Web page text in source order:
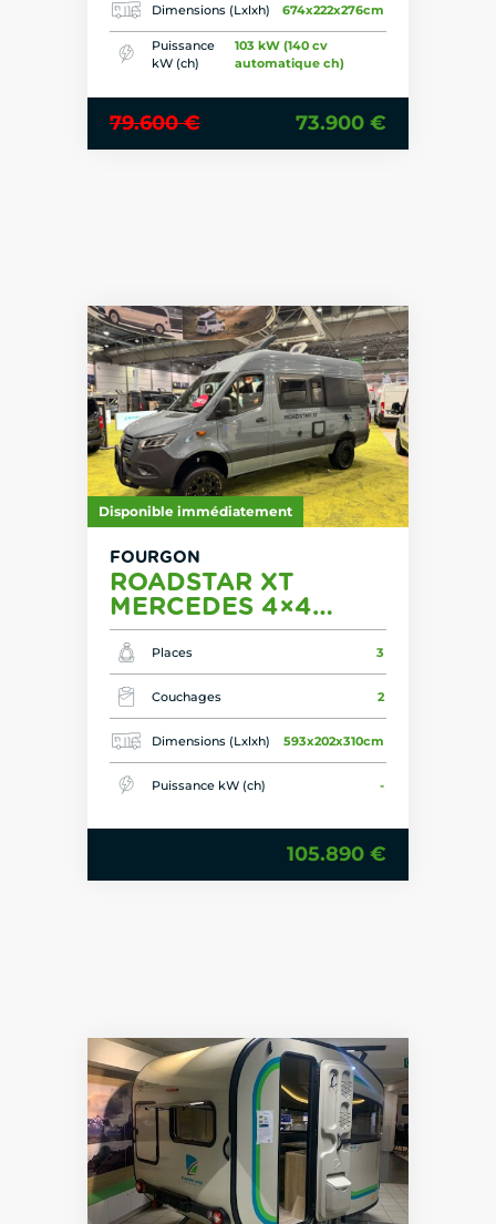
Dimensions (Lxlxh) 674x222x276cm
Puissance
kW (ch)
103 kW (140 cv
automatique ch)
79.600 € 73.900 €
Disponible immédiatement
FOURGON
ROADSTAR XT
MERCEDES 4×4
EXEMPLAIRE
UNIQUE POUR 2026 !
BIENTOT
DISPONIBLE !
Places 3
Couchages 2
Dimensions (Lxlxh) 593x202x310cm
Puissance kW (ch) -
105.890 €